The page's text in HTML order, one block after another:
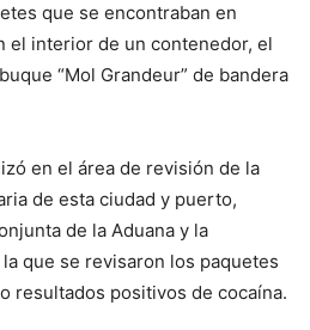
que se encontraban en
el interior de un contenedor, el
“Mol Grandeur” de bandera
en el área de revisión de la
de esta ciudad y puerto,
de la Aduana y la
que se revisaron los paquetes
resultados positivos de cocaína.